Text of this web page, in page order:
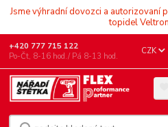
Jsme výhradní dovozci a autorizovaní
topidel
CZK
+420 777 715 122
Po-Čt, 8-16 hod./ Pá 8-13 hod.